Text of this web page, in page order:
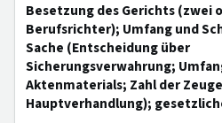
Besetzung des Gerichts (zwei
Berufsrichter); Umfang und
Sache (Entscheidung über
Sicherungsverwahrung;
Aktenmaterials; Zahl der
Hauptverhandlung);